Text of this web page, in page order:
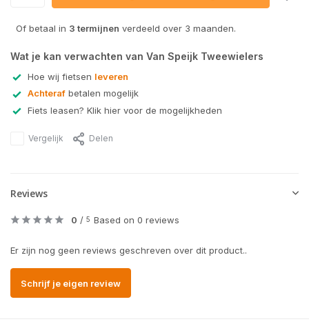
Of betaal in 3 termijnen verdeeld over 3 maanden.
Wat je kan verwachten van Van Speijk Tweewielers
Hoe wij fietsen leveren
Achteraf betalen mogelijk
Fiets leasen? Klik hier voor de mogelijkheden
Vergelijk Delen
Reviews
0 / 5 Based on 0 reviews
Er zijn nog geen reviews geschreven over dit product..
Schrijf je eigen review